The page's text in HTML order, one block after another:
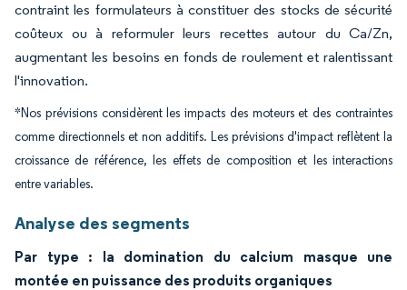
contraint les formulateurs à constituer des stocks de sécurité
coûteux ou à reformuler leurs recettes autour du Ca/Zn,
augmentant les besoins en fonds de roulement et ralentissant
l'innovation.
*Nos prévisions considèrent les impacts des moteurs et des contraintes
comme directionnels et non additifs. Les prévisions d'impact reflètent la
croissance de référence, les effets de composition et les interactions
entre variables.
Analyse des segments
Par type : la domination du calcium masque une
montée en puissance des produits organiques